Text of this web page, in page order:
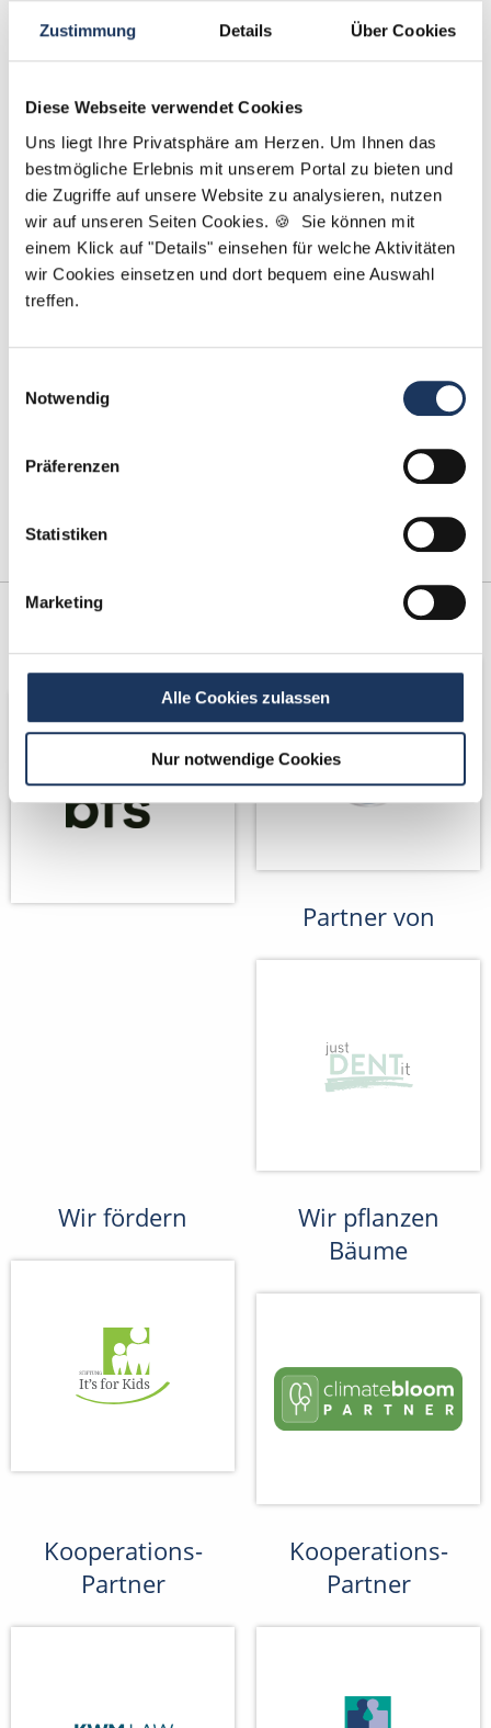
Zustimmung Details Über Cookies
Diese Webseite verwendet Cookies
Uns liegt Ihre Privatsphäre am Herzen. Um Ihnen das
bestmögliche Erlebnis mit unserem Portal zu bieten und
die Zugriffe auf unsere Website zu analysieren, nutzen
wir auf unseren Seiten Cookies. 🍪 Sie können mit
einem Klick auf "Details" einsehen für welche Aktivitäten
wir Cookies einsetzen und dort bequem eine Auswahl
treffen.
Notwendig
Präferenzen
Statistiken
Marketing
Alle Cookies zulassen
Nur notwendige Cookies
PM haben. Übrigens: Bei uns reicht ein Lebenslauf –
ein Anschreiben ist nicht nötig.
Jetzt zur kostenlosen Stellenanfrage
Kontakt
Tel.: +49 (0) 521 / 911 730 44
Fax: +49 (0) 521 / 911 730 41
bewerbung@dzas.de
Kooperations-
Partner
Netzwerk-Partner
Partner von
Wir fördern
Wir pflanzen
Bäume
Kooperations-
Partner
Kooperations-
Partner